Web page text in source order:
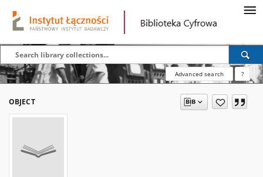
Advanced search ?
OBJECT